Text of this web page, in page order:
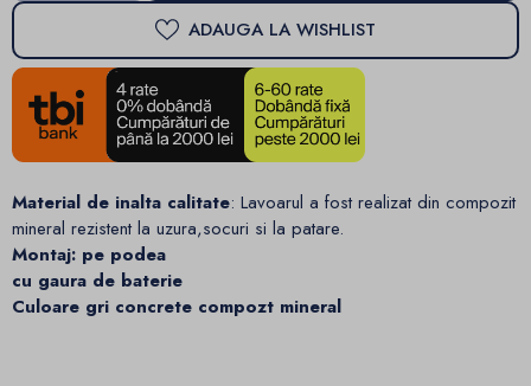
ADAUGA LA WISHLIST
Material de inalta calitate: Lavoarul a fost realizat din compozit
mineral rezistent la uzura,socuri si la patare.
Montaj: pe podea
cu gaura de baterie
Culoare gri concrete compozt mineral